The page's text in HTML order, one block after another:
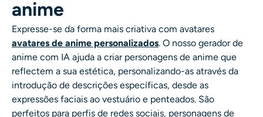
anime
Expresse-se da forma mais criativa com avatares
avatares de anime personalizados. O nosso gerador de
anime com IA ajuda a criar personagens de anime que
reflectem a sua estética, personalizando-as através da
introdução de descrições específicas, desde as
expressões faciais ao vestuário e penteados. São
perfeitos para perfis de redes sociais, personagens de